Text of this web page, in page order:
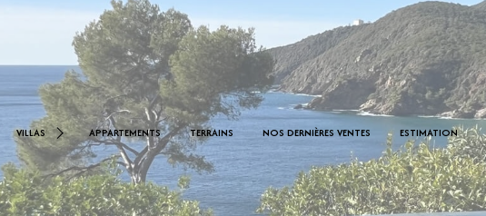
VILLAS
< 1.000.000 €
De 1.000.000 € À 2.000.000 €
De 2.000.000 € À 2.500.000 €
APPARTEMENTS TERRAINS NOS DERNIÈRES VENTES ESTIMATION